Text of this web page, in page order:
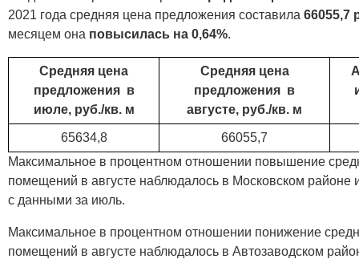
2021 года средняя цена предложения составила 66055,7
месяцем она повысилась на 0,64%.
Средняя цена
предложения в
июле, руб./кв. м
Средняя цена
предложения в
августе, руб./кв. м
65634,8
66055,7
Максимальное в процентном отношении повышение
помещений в августе наблюдалось в Московском районе
с данными за июль.
Максимальное в процентном отношении понижение
помещений в августе наблюдалось в Автозаводском